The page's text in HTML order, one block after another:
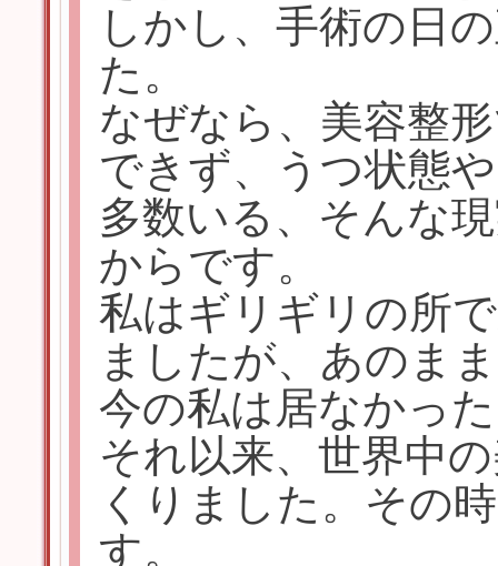
しかし、手術の日
た。
なぜなら、美容整
できず、うつ状態
多数いる、そんな
からです。
私はギリギリの所
ましたが、あのま
今の私は居なかっ
それ以来、世界中
くりました。その
す。